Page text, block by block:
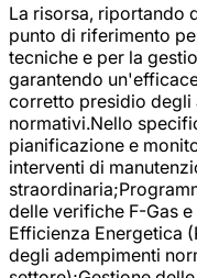
La risorsa, riportando
punto di riferimento
tecniche e per la
garantendo
corretto presidio degli
normativi.Nello
pianificazione e
interventi di
delle verifiche F-Gas
Efficienza Energetica
degli adempimenti